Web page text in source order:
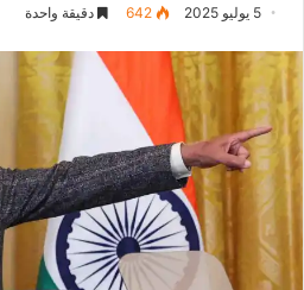
5 يوليو 2025 642 دقيقة واحدة